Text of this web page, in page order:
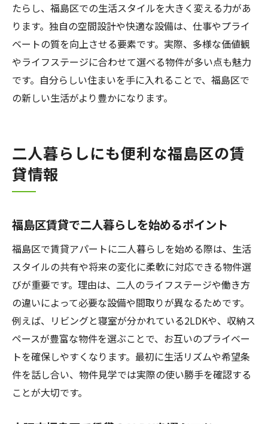
たらし、福島区での生活スタイルを大きく変える力があ
ります。独自の空間設計や快適な設備は、仕事やプライ
ベートの質を向上させる要素です。実際、多様な価値観
やライフステージに合わせて選べる物件が多い点も魅力
です。自分らしい住まいを手に入れることで、福島区で
の新しい生活がより豊かになります。
二人暮らしにも便利な福島区の賃
貸情報
福島区賃貸で二人暮らしを始めるポイント
福島区で賃貸アパートに二人暮らしを始める際は、生活
スタイルの共有や将来の変化に柔軟に対応できる物件選
びが重要です。理由は、二人のライフステージや働き方
の違いによって必要な設備や間取りが異なるためです。
例えば、リビングと寝室が分かれている2LDKや、収納ス
ペースが豊富な物件を選ぶことで、お互いのプライベー
トを確保しやすくなります。最初に生活リズムや希望条
件を話し合い、物件見学では実際の使い勝手を確認する
ことが大切です。